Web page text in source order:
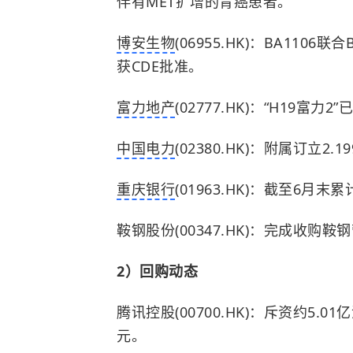
博安生物(06955.HK)：BA1106联合
获CDE批准。
富力地产(02777.HK)：“H19富力2”
中国电力(02380.HK)：附属订立
重庆银行(01963.HK)：截至6月末累
鞍钢股份(00347.HK)：完成收购鞍
2）回购动态
腾讯控股(00700.HK)：斥资约5.01
元。